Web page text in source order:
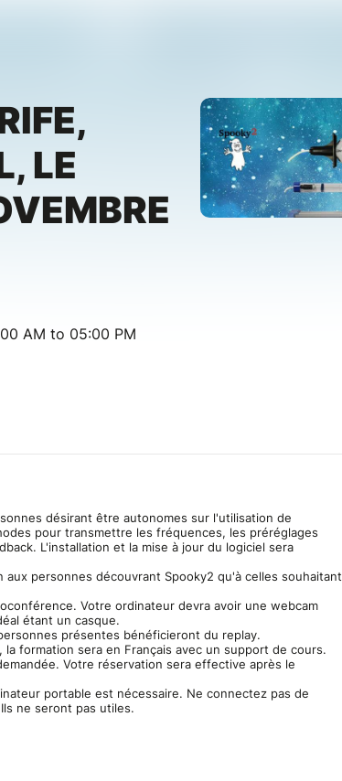
LE
AM to 05:00 PM
désirant être autonomes sur l'utilisation de
pour transmettre les fréquences, les préréglages
L'installation et la mise à jour du logiciel sera
personnes découvrant Spooky2 qu'à celles souhaitant
Votre ordinateur devra avoir une webcam
étant un casque.
présentes bénéficieront du replay.
formation sera en Français avec un support de cours.
Votre réservation sera effective après le
portable est nécessaire. Ne connectez pas de
ne seront pas utiles.